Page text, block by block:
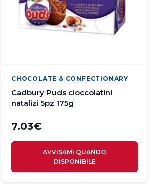
CHOCOLATE & CONFECTIONARY
Cadbury Puds cioccolatini
natalizi 5pz 175g
7.03€
AVVISAMI QUANDO
DISPONIBILE